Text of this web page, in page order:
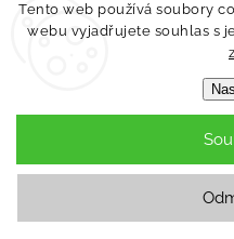
Tento web používá soubory
webu vyjadřujete souhlas s
Skladem
Detail